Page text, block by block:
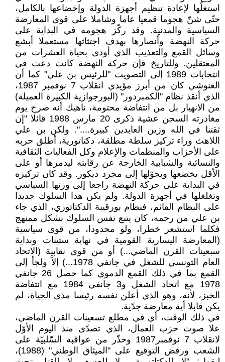
استغلّها لإعادة تنظيم أجهزة الدولة وإخضاعها بالكامل،
حتّى شنّ هجوما قمعيا عاما وشاملا على قوى المعارضة
السياسية والمدنية. وقد ركّز هجومه في البداية على
حركة النهضة وأنصارها بهدف اجتثاثها مستعملا أبشع
وسائل القمع والتعذيب الذي أودى بحياة العشرات من
المعتقلين. وللتاريخ فإن حركة النهضة كانت دعت في
انتخابات 1989 إلى التصويت "للرئيس بن علي" كما أن
الغنوشي كان من أبرز مؤيدي انقلاب 7 نوفمبر 1987،
الذي أنقذ نظام "الكمبردور" (البورجوازية الكبيرة العميلة)
من الانهيار بل من انتفاضة محتومة، ناهيك أنه صرح يوم
مغادرته السجن عشية ذكرى 20 مارس 1988 قائلا "إن
ثقتنا في الله وزين العابدين كبيرة....". ولكن بن علي
اللاهث وراء تركيز سلطة مطلقة، دكتاتورية، أطلق حربه
على الأحزاب والمنظمات والإعلام وكل الفعاليات الثقافية
والنسائية والشبابية الخارجة عن رقابته ليدمرها أو على
الأقل يخضعها ويحوّلها إلى مجرد ديكور. وقد كان تركيزه
في البداية على حركة النهضة راجعا إلى وزنها السياسي
وتغلغلها في أجهزة الدولة. ولم يكن هذا السلوك جديدا
على النظام القائم، فنظام بورقيبة الدكتاتوري، الذي جاء
بن علي من رحمه، كان يتبع نفس السلوك بشكل ممنهج
فكلما استشعر خطرا، ولو محدودا، من قوى سياسية
(المعارضة اليسارية القومية في نهاية ستينات وبداية
سبعينات القرن الماضي...) أو من قوى نقابية (الاتحاد
العام التونسي للشغل في جانفي 1978...) إلاّ ولجأ إلى
القمع بما في ذلك القمع الدموي كما حصل 26 جانفي
1978 مع اتحاد الشغل و3 جانفي 1984 مع انتفاضة
الخبز، لأنه، وهو الذي أعلن نفسه رئيسا مدى الحياة، لم
يكن قابلا أية معارضة جدّية.
في ذلك الوقت، أي في مطلع تسعينات القرن الماضي،
علا صوت حزب العمال، الذي تصدّى منذ اليوم الأوّل
لانقلاب 7 نوفمبر1987 وحذّر من عواقبه السّلبيّة على
الشعب ورفض التوقيع على "الميثاق الوطني" (1988)،